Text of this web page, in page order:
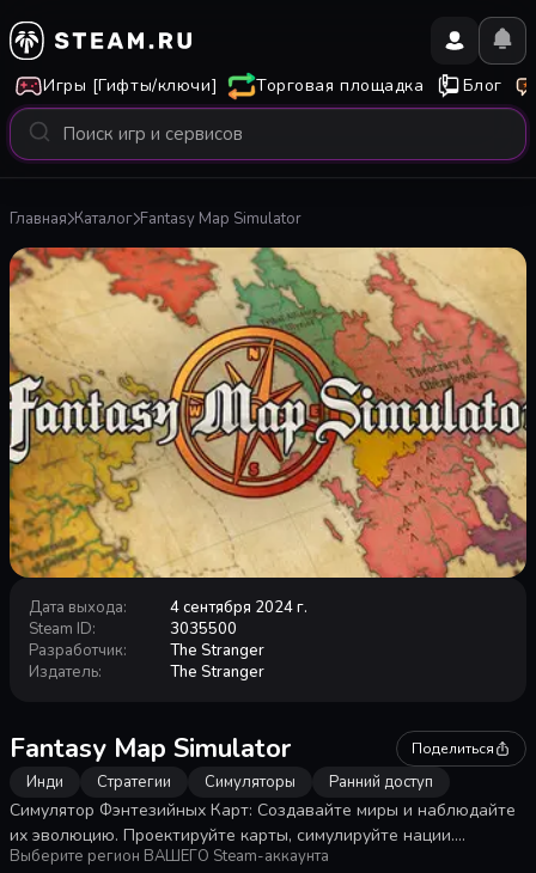
Игры [Гифты/ключи] Торговая площадка Блог
Главная Каталог Fantasy Map Simulator
Дата выхода:
4 сентября 2024 г.
Steam ID:
3035500
Разработчик:
The Stranger
Издатель: The Stranger
Fantasy Map Simulator Поделиться
Инди Стратегии Симуляторы Ранний доступ
Симулятор Фэнтезийных Карт: Создавайте миры и наблюдайте
их эволюцию. Проектируйте карты, симулируйте нации.
Наблюдайте за империями на обоях. Уникальная игра для
Выберите регион ВАШЕГО Steam-аккаунта